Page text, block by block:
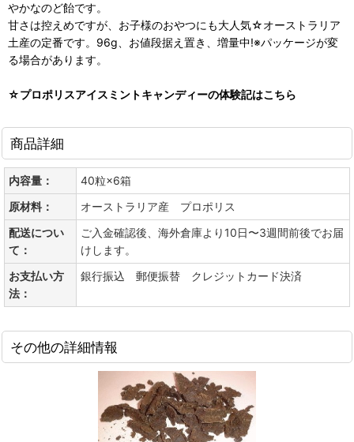
やかなのど飴です。
甘さは控えめですが、お子様のおやつにも大人気☆オーストラリア
土産の定番です。96g、お値段据え置き、増量中!※パッケージが変
る場合があります。
☆プロポリスアイスミントキャンディーの体験記はこちら
商品詳細
内容量：
40粒×6箱
原材料：
オーストラリア産 プロポリス
配送につい
て：
ご入金確認後、海外倉庫より10日〜3週間前後でお届
けします。
お支払い方
法：
銀行振込 郵便振替 クレジットカード決済
その他の詳細情報